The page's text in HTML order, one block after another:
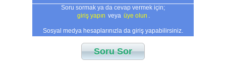
Soru sormak ya da cevap vermek için;
giriş yapın veya üye olun
Sosyal medya hesaplarınızla da giriş yapabilirsiniz.
Soru Sor